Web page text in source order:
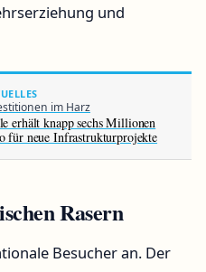
und
im Harz
erhält knapp sechs Millionen
für neue Infrastrukturprojekte
Rasern
Besucher an. Der